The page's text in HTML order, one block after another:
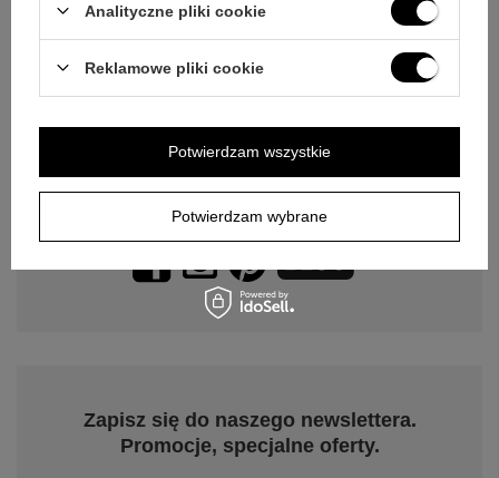
Nasze sklepy
Odwiedź nas
Zapisz się do naszego newslettera.
Promocje, specjalne oferty.
Analityczne pliki cookie
Reklamowe pliki cookie
Potwierdzam wybrane
Potwierdzam wszystkie